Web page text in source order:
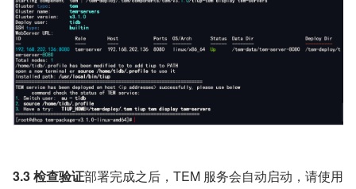
3.3 检查验证部署完成之后，TEM 服务会⾃动启动，请使⽤